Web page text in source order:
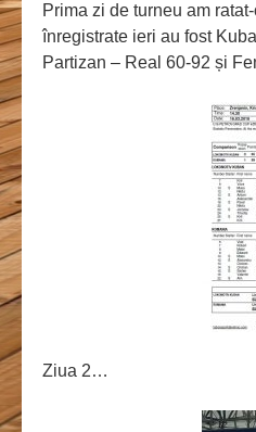
Prima zi de turneu am
înregistrate ieri au fost
Partizan – Real 60-92 și
Ziua 2…